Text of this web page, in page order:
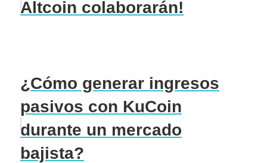
Altcoin colaborarán!
¿Cómo generar ingresos
pasivos con KuCoin
durante un mercado
bajista?